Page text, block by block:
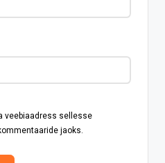
veebiaadress sellesse
jaoks.